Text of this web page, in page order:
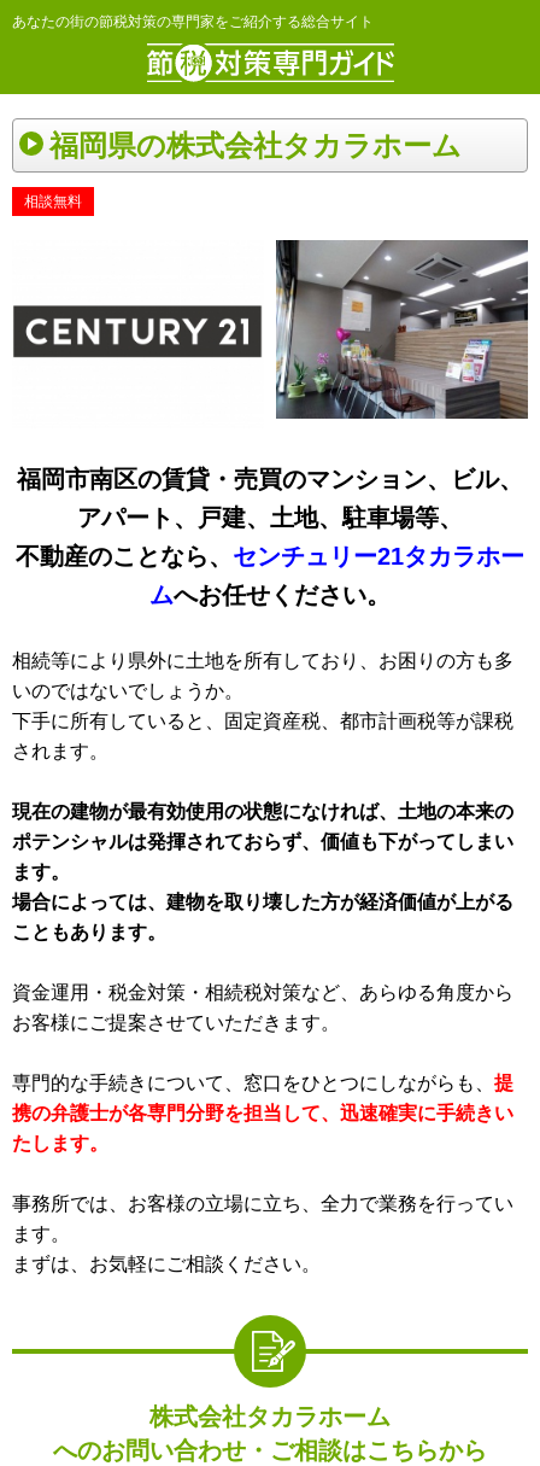
あなたの街の節税対策の専門家をご紹介する総合サイト
福岡県の株式会社タカラホーム
相談無料
福岡市南区の賃貸・売買のマンション、ビル、
アパート、戸建、土地、駐車場等、
不動産のことなら、 センチュリー21タカラホー
ムへお任せください。
相続等により県外に土地を所有しており、お困りの方も多
いのではないでしょうか。
下手に所有していると、固定資産税、都市計画税等が課税
されます。
現在の建物が最有効使用の状態になければ、土地の本来の
ポテンシャルは発揮されておらず、価値も下がってしまい
ます。
場合によっては、建物を取り壊した方が経済価値が上がる
こともあります。
資金運用・税金対策・相続税対策など、あらゆる角度から
お客様にご提案させていただきます。
専門的な手続きについて、窓口をひとつにしながらも、 提
携の弁護士が各専門分野を担当して、迅速確実に手続きい
たします。
事務所では、お客様の立場に立ち、全力で業務を行ってい
ます。
まずは、お気軽にご相談ください。
株式会社タカラホーム
へのお問い合わせ・ご相談はこちらから